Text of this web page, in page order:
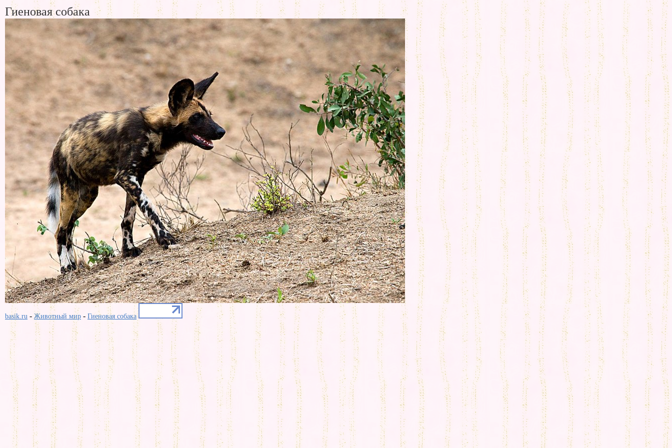
Гиеновая собака
basik.ru - Животный мир - Гиеновая собака